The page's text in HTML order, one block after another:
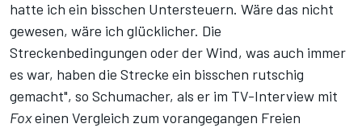
hatte ich ein bisschen Untersteuern. Wäre das nicht
gewesen, wäre ich glücklicher. Die
Streckenbedingungen oder der Wind, was auch immer
es war, haben die Strecke ein bisschen rutschig
gemacht", so Schumacher, als er im TV-Interview mit
Foxeinen Vergleich zum vorangegangen Freien